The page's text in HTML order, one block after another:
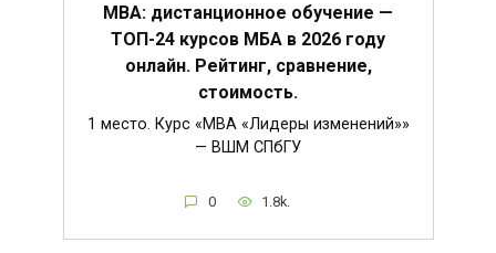
MBA: дистанционное обучение —
ТОП-24 курсов МБА в 2026 году
онлайн. Рейтинг, сравнение,
стоимость.
1 место. Курс «MBA «Лидеры изменений»»
— ВШМ СПбГУ
0 1.8k.